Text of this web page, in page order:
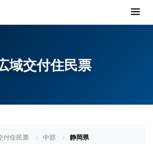
域交付住民票
付住民票 中部 静岡県